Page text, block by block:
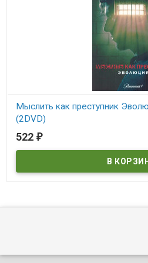
Мыслить как преступник
(2DVD)
В наличии
522 ₽